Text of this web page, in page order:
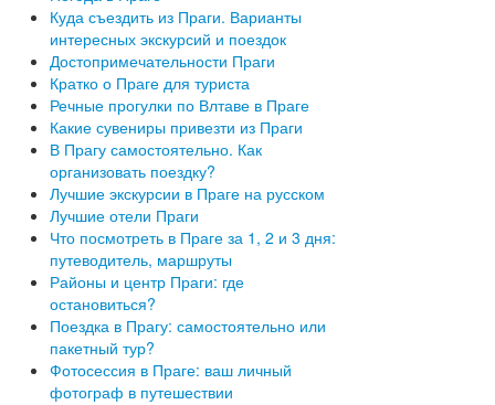
Куда съездить из Праги. Варианты
интересных экскурсий и поездок
Достопримечательности Праги
Кратко о Праге для туриста
Речные прогулки по Влтаве в Праге
Какие сувениры привезти из Праги
В Прагу самостоятельно. Как
организовать поездку?
Лучшие экскурсии в Праге на русском
Лучшие отели Праги
Что посмотреть в Праге за 1, 2 и 3 дня:
путеводитель, маршруты
Районы и центр Праги: где
остановиться?
Поездка в Прагу: самостоятельно или
пакетный тур?
Фотосессия в Праге: ваш личный
фотограф в путешествии